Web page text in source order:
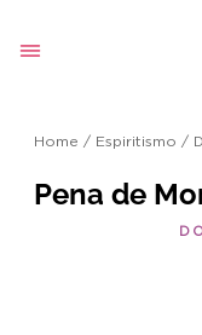
Home / Espiritismo /
Pena de